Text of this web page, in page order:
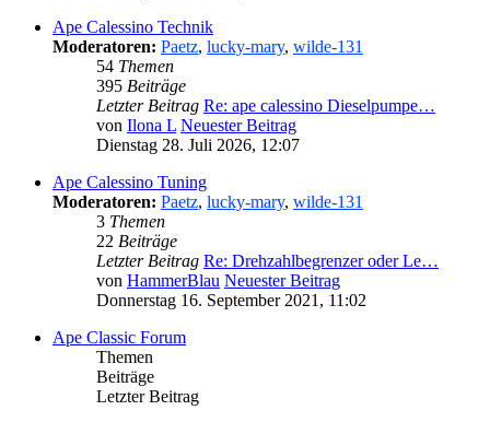
Ape Calessino Technik
Moderatoren: Paetz, lucky-mary, wilde-131
54 Themen
395 Beiträge
Letzter Beitrag Re: ape calessino Dieselpumpe…
von Ilona L Neuester Beitrag
Dienstag 28. Juli 2026, 12:07
Ape Calessino Tuning
Moderatoren: Paetz, lucky-mary, wilde-131
3 Themen
22 Beiträge
Letzter Beitrag Re: Drehzahlbegrenzer oder Le…
von HammerBlau Neuester Beitrag
Donnerstag 16. September 2021, 11:02
Ape Classic Forum
Themen
Beiträge
Letzter Beitrag